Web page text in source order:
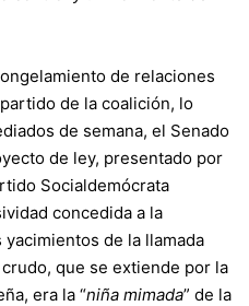
de relaciones
de la coalición, lo
de semana, el Senado
de ley, presentado por
Socialdemócrata
concedida a la
de la llamada
que se extiende por la
era la “niña mimada” de la